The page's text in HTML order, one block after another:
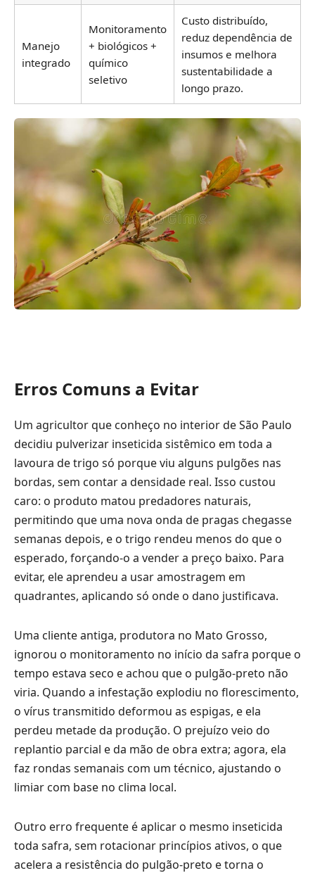
Manejo
integrado
Monitoramento
+ biológicos +
químico
seletivo
Custo distribuído,
reduz dependência de
insumos e melhora
sustentabilidade a
longo prazo.
Erros Comuns a Evitar
Um agricultor que conheço no interior de São Paulo
decidiu pulverizar inseticida sistêmico em toda a
lavoura de trigo só porque viu alguns pulgões nas
bordas, sem contar a densidade real. Isso custou
caro: o produto matou predadores naturais,
permitindo que uma nova onda de pragas chegasse
semanas depois, e o trigo rendeu menos do que o
esperado, forçando-o a vender a preço baixo. Para
evitar, ele aprendeu a usar amostragem em
quadrantes, aplicando só onde o dano justificava.
Uma cliente antiga, produtora no Mato Grosso,
ignorou o monitoramento no início da safra porque o
tempo estava seco e achou que o pulgão-preto não
viria. Quando a infestação explodiu no florescimento,
o vírus transmitido deformou as espigas, e ela
perdeu metade da produção. O prejuízo veio do
replantio parcial e da mão de obra extra; agora, ela
faz rondas semanais com um técnico, ajustando o
limiar com base no clima local.
Outro erro frequente é aplicar o mesmo inseticida
toda safra, sem rotacionar princípios ativos, o que
acelera a resistência do pulgão-preto e torna o